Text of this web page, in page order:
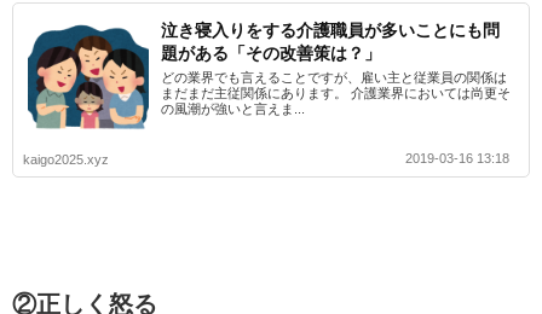
泣き寝入りをする介護職員が多いことにも問
題がある「その改善策は？」
どの業界でも言えることですが、雇い主と従業員の関係は
まだまだ主従関係にあります。 介護業界においては尚更そ
の風潮が強いと言えま...
kaigo2025.xyz 2019-03-16 13:18
②正しく怒る